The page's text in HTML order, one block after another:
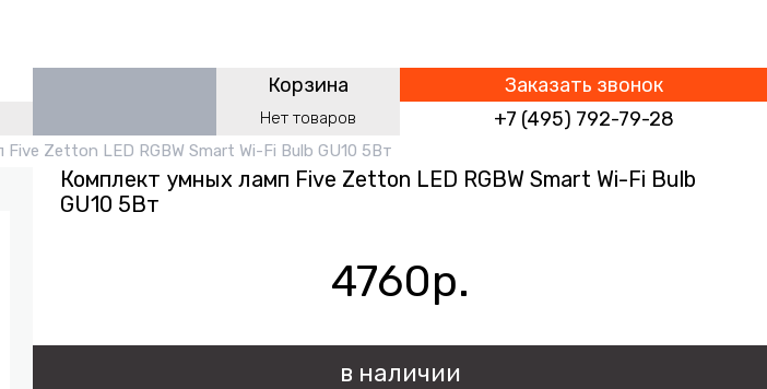
Корзина
Нет товаров
Заказать звонок
+7 (495) 792-79-28
Zetton LED RGBW Smart Wi-Fi Bulb GU10 5Вт
Комплект умных ламп Five Zetton LED RGBW Smart Wi-Fi Bulb
GU10 5Вт
4760р.
в наличии